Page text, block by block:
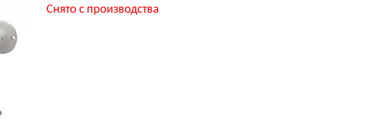
Снято с производства